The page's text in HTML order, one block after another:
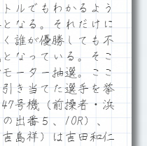
ルでもわかるよう
なる。それだけに
誰が優勝しても不
なっている。そこ
ーター抽選。ここ
き当てた選手を挙
号機（前操者・浜
出番５、10R）、
島祥）は吉田和仁